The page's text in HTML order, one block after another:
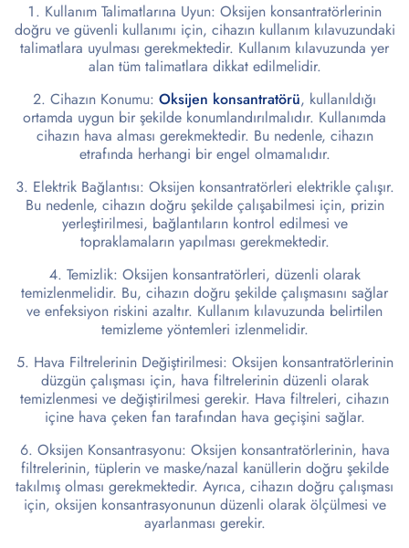
Kullanım Talimatlarına Uyun: Oksijen konsantratörlerinin
doğru ve güvenli kullanımı için, cihazın kullanım kılavuzundaki
talimatlara uyulması gerekmektedir. Kullanım kılavuzunda yer
alan tüm talimatlara dikkat edilmelidir.
Cihazın Konumu: Oksijen konsantratörü, kullanıldığı
ortamda uygun bir şekilde konumlandırılmalıdır. Kullanımda
cihazın hava alması gerekmektedir. Bu nedenle, cihazın
etrafında herhangi bir engel olmamalıdır.
Elektrik Bağlantısı: Oksijen konsantratörleri elektrikle çalışır.
Bu nedenle, cihazın doğru şekilde çalışabilmesi için, prizin
yerleştirilmesi, bağlantıların kontrol edilmesi ve
topraklamaların yapılması gerekmektedir.
Temizlik: Oksijen konsantratörleri, düzenli olarak
temizlenmelidir. Bu, cihazın doğru şekilde çalışmasını sağlar
ve enfeksiyon riskini azaltır. Kullanım kılavuzunda belirtilen
temizleme yöntemleri izlenmelidir.
Hava Filtrelerinin Değiştirilmesi: Oksijen konsantratörlerinin
düzgün çalışması için, hava filtrelerinin düzenli olarak
temizlenmesi ve değiştirilmesi gerekir. Hava filtreleri, cihazın
içine hava çeken fan tarafından hava geçişini sağlar.
Oksijen Konsantrasyonu: Oksijen konsantratörlerinin, hava
filtrelerinin, tüplerin ve maske/nazal kanüllerin doğru şekilde
takılmış olması gerekmektedir. Ayrıca, cihazın doğru çalışması
için, oksijen konsantrasyonunun düzenli olarak ölçülmesi ve
ayarlanması gerekir.